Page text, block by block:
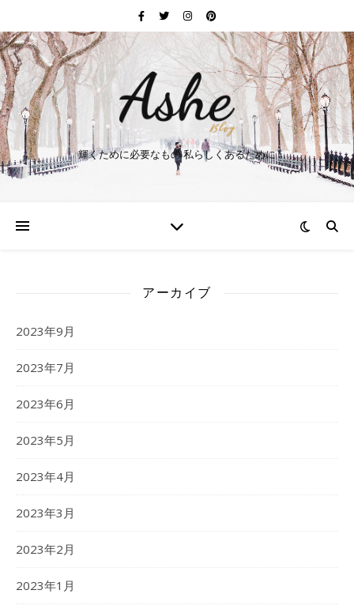
輝くために必要なもの 私らしくあるために
アーカイブ
2023年9月
2023年7月
2023年6月
2023年5月
2023年4月
2023年3月
2023年2月
2023年1月